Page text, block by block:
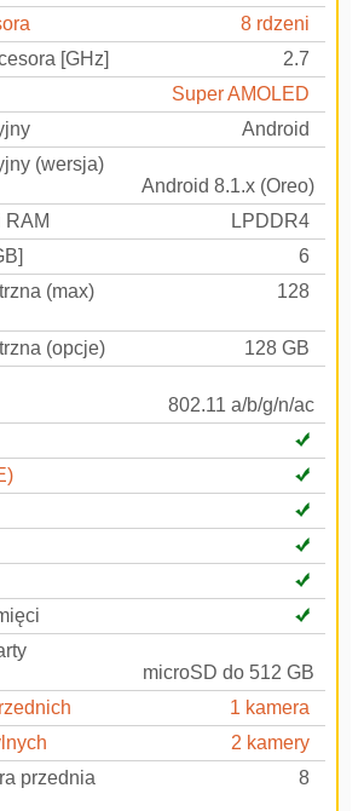
8 rdzeni
[GHz]
2.7
Super AMOLED
Android
(wersja)
Android 8.1.x (Oreo)
RAM
LPDDR4
6
(max)
128
(opcje)
128 GB
802.11 a/b/g/n/ac
microSD do 512 GB
1 kamera
2 kamery
przednia
8